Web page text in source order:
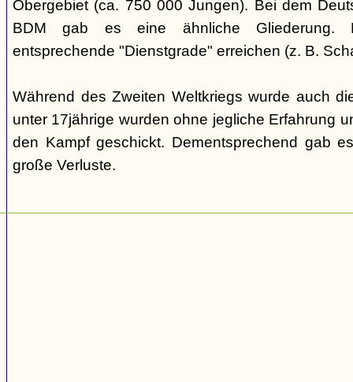
Obergebiet (ca. 750 000 Jungen). Bei dem
BDM gab es eine ähnliche Gliederung.
entsprechende "Dienstgrade" erreichen (z. B.
Während des Zweiten Weltkriegs wurde auch
unter 17jährige wurden ohne jegliche Erfahrung
den Kampf geschickt. Dementsprechend gab
große Verluste.